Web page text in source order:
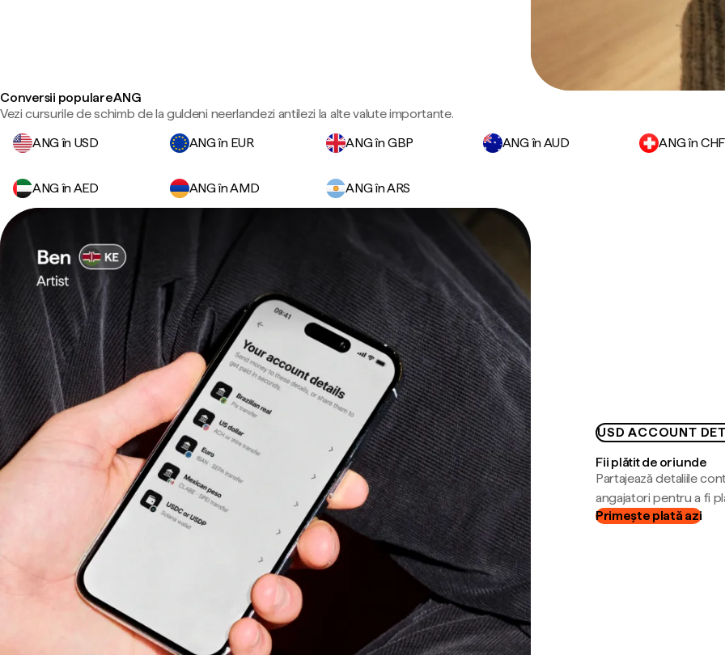
Conversii populare ANG
Vezi cursurile de schimb de la guldeni neerlandezi antilezi la alte valute importante.
ANG în USD
ANG în EUR ANG în GBP ANG în AUD ANG în CHF
ANG în AED ANG în AMD ANG în ARS
USD ACCOUNT
Fii plătit de oriunde
Partajează detaliile
angajatori pentru a fi
Primește plată azi